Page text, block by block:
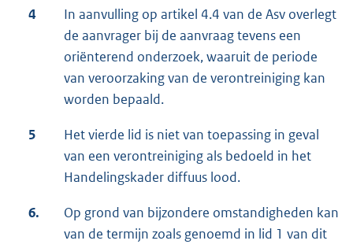
4
In aanvulling op artikel 4.4 van de Asv overlegt
de aanvrager bij de aanvraag tevens een
oriënterend onderzoek, waaruit de periode
van veroorzaking van de verontreiniging kan
worden bepaald.
5
Het vierde lid is niet van toepassing in geval
van een verontreiniging als bedoeld in het
Handelingskader diffuus lood.
6.
Op grond van bijzondere omstandigheden kan
van de termijn zoals genoemd in lid 1 van dit